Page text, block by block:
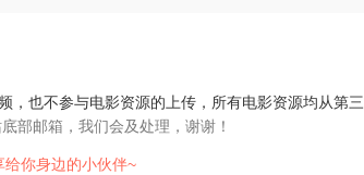
，也不参与电影资源的上传，所有电影资源均从第三
部邮箱，我们会及处理，谢谢！
给你身边的小伙伴~